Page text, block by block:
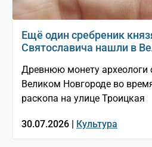
Ещё один сребреник
Святославича нашли в
Древнюю монету археологи
Великом Новгороде во
раскопа на улице Троицкая
30.07.2026 | Культура